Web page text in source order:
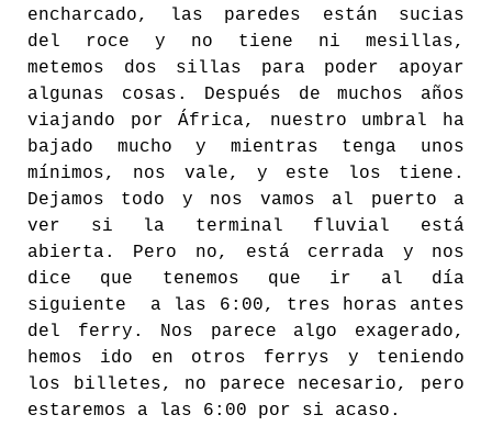
encharcado, las paredes están sucias
del roce y no tiene ni mesillas,
metemos dos sillas para poder apoyar
algunas cosas. Después de muchos años
viajando por África, nuestro umbral ha
bajado mucho y mientras tenga unos
mínimos, nos vale, y este los tiene.
Dejamos todo y nos vamos al puerto a
ver si la terminal fluvial está
abierta. Pero no, está cerrada y nos
dice que tenemos que ir al día
siguiente a las 6:00, tres horas antes
del ferry. Nos parece algo exagerado,
hemos ido en otros ferrys y teniendo
los billetes, no parece necesario, pero
estaremos a las 6:00 por si acaso.